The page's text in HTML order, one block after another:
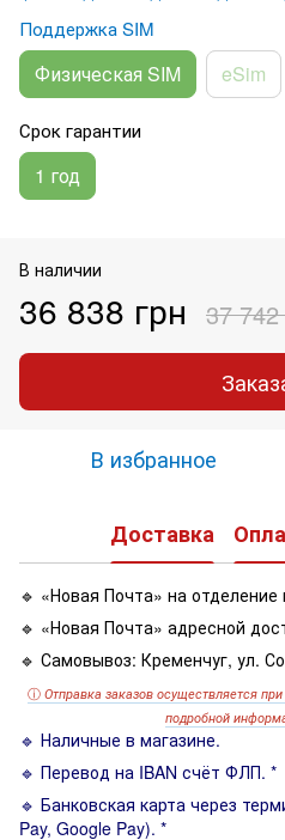
Поддержка SIM
Физическая SIM eSim
Срок гарантии
1 год
В наличии
36 838 грн 37
В избранное
Доставка
🔹 «Новая Почта» на отделение
🔹 «Новая Почта» адресной
🔹 Самовывоз: Кременчуг, ул.
ⓘ Отправка заказов осуществляется
подробной
🔹 Наличные в магазине.
🔹 Перевод на IBAN счёт ФЛП. *
🔹 Банковская карта через
Pay, Google Pay). *